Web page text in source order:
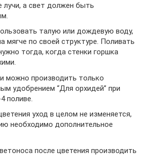
лучи, а свет должен быть
талую или дождевую воду,
мягче по своей структуре. Поливать
тогда, когда стенки горшка
можно производить только
удобрением “Для орхидей” при
поливе.
уход в целом не изменяется,
необходимо дополнительное
после цветения производить